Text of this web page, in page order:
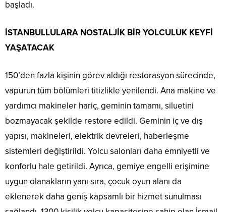
başladı.
İSTANBULLULARA NOSTALJİK BİR YOLCULUK KEYFİ
YAŞATACAK
150’den fazla kişinin görev aldığı restorasyon sürecinde,
vapurun tüm bölümleri titizlikle yenilendi. Ana makine ve
yardımcı makineler hariç, geminin tamamı, siluetini
bozmayacak şekilde restore edildi. Geminin iç ve dış
yapısı, makineleri, elektrik devreleri, haberleşme
sistemleri değiştirildi. Yolcu salonları daha emniyetli ve
konforlu hale getirildi. Ayrıca, gemiye engelli erişimine
uygun olanakların yanı sıra, çocuk oyun alanı da
eklenerek daha geniş kapsamlı bir hizmet sunulması